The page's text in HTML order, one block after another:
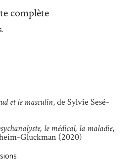
complète
et le masculin, de Sylvie Sesé-
le médical, la maladie,
Gluckman (2020)